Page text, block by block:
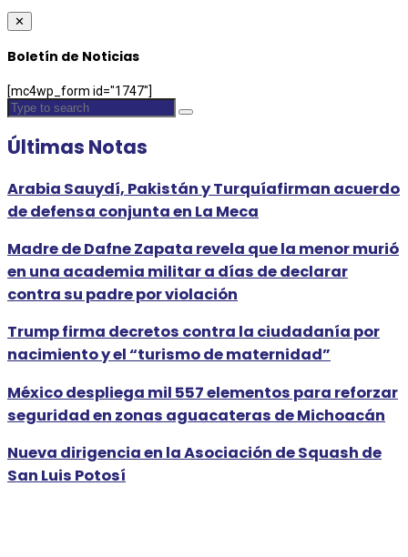
✕
Boletín de Noticias
[mc4wp_form id="1747"]
Últimas Notas
Arabia Sauydí, Pakistán y Turquíafirman acuerdo
de defensa conjunta en La Meca
Madre de Dafne Zapata revela que la menor murió
en una academia militar a días de declarar
contra su padre por violación
Trump firma decretos contra la ciudadanía por
nacimiento y el “turismo de maternidad”
México despliega mil 557 elementos para reforzar
seguridad en zonas aguacateras de Michoacán
Nueva dirigencia en la Asociación de Squash de
San Luis Potosí